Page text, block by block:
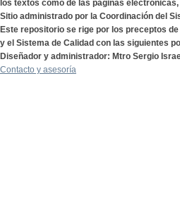
los textos como de las páginas
Sitio administrado por la Coordinación del
Este repositorio se rige por los preceptos
y el Sistema de Calidad con las siguientes
Diseñador y administrador: Mtro Sergio
Contacto y asesoría